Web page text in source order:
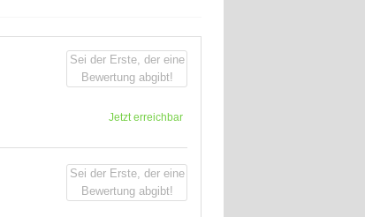
Jetzt erreichbar
Sei der Erste, der eine
Bewertung abgibt!
Sei der Erste, der eine
Bewertung abgibt!